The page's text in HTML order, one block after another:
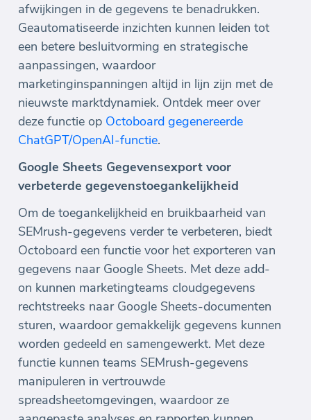
afwijkingen in de gegevens te benadrukken.
Geautomatiseerde inzichten kunnen leiden tot
een betere besluitvorming en strategische
aanpassingen, waardoor
marketinginspanningen altijd in lijn zijn met de
nieuwste marktdynamiek. Ontdek meer over
deze functie op Octoboard gegenereerde
ChatGPT/OpenAI-functie.
Google Sheets Gegevensexport voor
verbeterde gegevenstoegankelijkheid
Om de toegankelijkheid en bruikbaarheid van
SEMrush-gegevens verder te verbeteren, biedt
Octoboard een functie voor het exporteren van
gegevens naar Google Sheets. Met deze add-
on kunnen marketingteams cloudgegevens
rechtstreeks naar Google Sheets-documenten
sturen, waardoor gemakkelijk gegevens kunnen
worden gedeeld en samengewerkt. Met deze
functie kunnen teams SEMrush-gegevens
manipuleren in vertrouwde
spreadsheetomgevingen, waardoor ze